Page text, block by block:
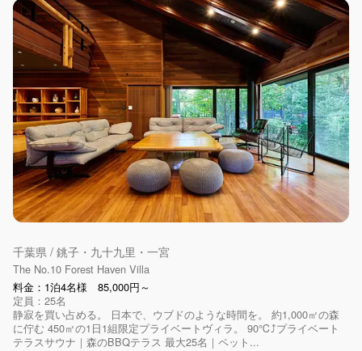
お子さま歓迎
アメニティ
千葉県 / 銚子・九十九里・一宮
The No.10 Forest Haven Villa
料金：1泊4名様 85,000円～
定員：25名
静寂を買い占める。 日本で、ウブドのような時間を。 約1,000㎡の森
に佇む 450㎡の1日1組限定プライベートヴィラ。 90℃⤴️プライベート
テラスサウナ｜森のBBQテラス 最大25名｜ペット...